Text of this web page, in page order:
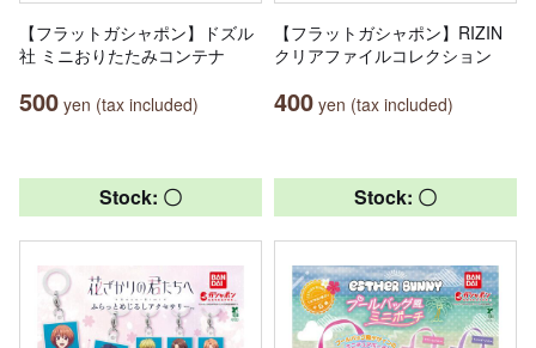
【フラットガシャポン】ドズル
社 ミニおりたたみコンテナ
500 yen (tax included)
【フラットガシャポン】RIZIN
クリアファイルコレクション
400 yen (tax included)
Stock: 〇 Stock: 〇